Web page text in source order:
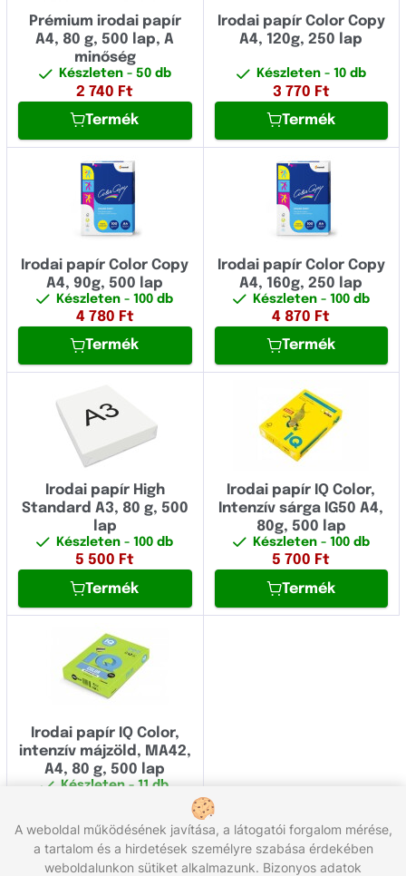
Prémium irodai papír
A4, 80 g, 500 lap, A
minőség
Készleten - 50 db
2 740 Ft
Termék
Irodai papír Color Copy
A4, 120g, 250 lap
Készleten - 10 db
3 770 Ft
Termék
Irodai papír Color Copy
A4, 90g, 500 lap
Készleten- 100 db
4 780 Ft
Termék
Irodai papír Color Copy
A4, 160g, 250 lap
Készleten - 100 db
4 870 Ft
Termék
Irodai papír High
Standard A3, 80 g, 500
lap
Készleten- 100 db
5 500 Ft
Termék
Irodai papír IQ Color,
Intenzív sárga IG50 A4,
80g, 500 lap
Készleten - 100 db
5 700 Ft
Termék
Irodai papír IQ Color,
intenzív májzöld, MA42,
A4, 80 g, 500 lap
Készleten- 11 db
Termék
A weboldal működésének javítása, a látogatói forgalom mérése,
a tartalom és a hirdetések személyre szabása érdekében
weboldalunkon sütiket alkalmazunk. Bizonyos adatok